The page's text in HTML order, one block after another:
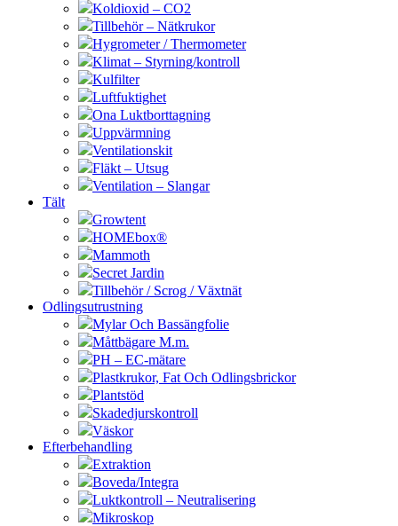
Koldioxid – CO2
Tillbehör – Nätkrukor
Hygrometer / Thermometer
Klimat – Styrning/kontroll
Kulfilter
Luftfuktighet
Ona Luktborttagning
Uppvärmning
Ventilationskit
Fläkt – Utsug
Ventilation – Slangar
Tält
Growtent
HOMEbox®
Mammoth
Secret Jardin
Tillbehör / Scrog / Växtnät
Odlingsutrustning
Mylar Och Bassängfolie
Måttbägare M.m.
PH – EC-mätare
Plastkrukor, Fat Och Odlingsbrickor
Plantstöd
Skadedjurskontroll
Väskor
Efterbehandling
Extraktion
Boveda/Integra
Luktkontroll – Neutralisering
Mikroskop